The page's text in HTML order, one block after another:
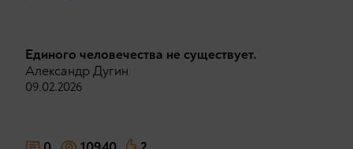
Единого человечества не существует.
Александр Дугин
09.02.2026